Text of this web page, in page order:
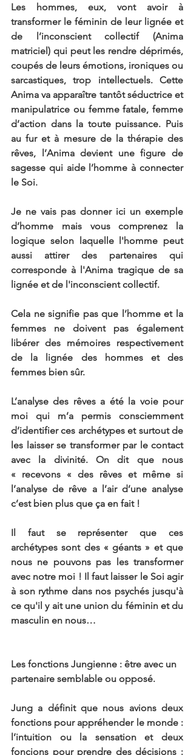
Les hommes, eux, vont avoir à
transformer le féminin de leur lignée et
de l’inconscient collectif (Anima
matriciel) qui peut les rendre déprimés,
coupés de leurs émotions, ironiques ou
sarcastiques, trop intellectuels. Cette
Anima va apparaître tantôt séductrice et
manipulatrice ou femme fatale, femme
d’action dans la toute puissance. Puis
au fur et à mesure de la thérapie des
rêves, l’Anima devient une figure de
sagesse qui aide l’homme à connecter
le Soi.
Je ne vais pas donner ici un exemple
d’homme mais vous comprenez la
logique selon laquelle l'homme peut
aussi attirer des partenaires qui
corresponde à l'Anima tragique de sa
lignée et de l'inconscient collectif.
Cela ne signifie pas que l’homme et la
femmes ne doivent pas également
libérer des mémoires respectivement
de la lignée des hommes et des
femmes bien sûr.
L’analyse des rêves a été la voie pour
moi qui m’a permis consciemment
d’identifier ces archétypes et surtout de
les laisser se transformer par le contact
avec la divinité. On dit que nous
« recevons « des rêves et même si
l’analyse de rêve a l’air d’une analyse
c’est bien plus que ça en fait !
Il faut se représenter que ces
archétypes sont des « géants » et que
nous ne pouvons pas les transformer
avec notre moi ! Il faut laisser le Soi agir
à son rythme dans nos psychés jusqu'à
ce qu'il y ait une union du féminin et du
masculin en nous…
Les fonctions Jungienne : être avec un
partenaire semblable ou opposé.
Jung a définit que nous avions deux
fonctions pour appréhender le monde :
l’intuition ou la sensation et deux
foncions pour prendre des décisions :